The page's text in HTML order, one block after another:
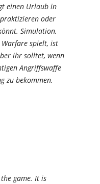
einen Urlaub in
oder
Simulation,
spielt, ist
ihr solltet, wenn
Angriffswaffe
zu bekommen.
game. It is